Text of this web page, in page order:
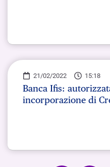
21/02/2022 15:18
Banca Ifis:
incorporazione di